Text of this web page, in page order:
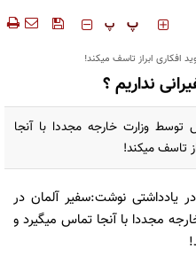
‍‍‍ پ پ
افکاری ابراز تاسف میکند!
نداریم ؟
وزارت خارجه مجددا با آنجا
تاسف میکند!
در یادداشتی نوشت:سفیر آلمان در
مجددا با آنجا تماس میگیرد و